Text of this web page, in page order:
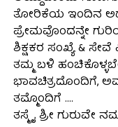
ತೋರಿಕೆಯ ಇಂದಿನ
ಪ್ರೇಮವೊಂದನ್ನೇ
ಶಿಕ್ಷಕರ ಸಂಖ್ಯೆ &
ತಮ್ಮ ಬಳಿ
ಭಾವಚಿತ್ರದೊಂದಿಗೆ,
ತಮ್ಮೊಂದಿಗೆ ….
ತಸ್ಮೈ ಶ್ರೀ ಗುರುವೇ